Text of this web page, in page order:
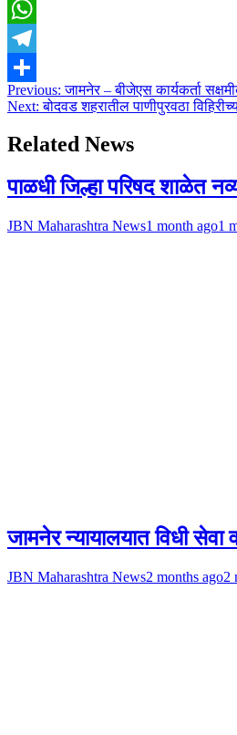
Email
WhatsApp
Telegram
Share
Post
navigation
Previous: जामनेर – बीजेएस कार्यकर्ता
Next: बोदवड शहरातील पाणीपुरवठा
Related News
पाळधी जिल्हा परिषद शाळेत
JBN Maharashtra News1 month ago1
जामनेर न्यायालयात विधी
JBN Maharashtra News2 months ago2